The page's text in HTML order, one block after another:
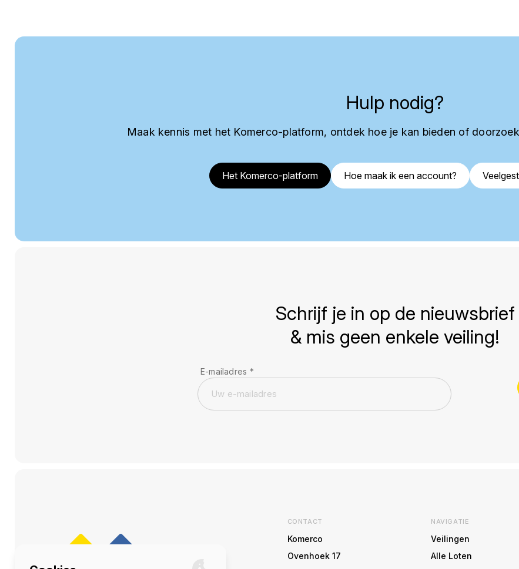
Hulp nodig?
Maak kennis met het Komerco-platform, ontdek hoe je kan bieden of
Het Komerco-platform Hoe maak ik een account?
Schrijf je in op de nieuwsbrief
& mis geen enkele veiling!
E-mailadres *
CONTACT
Komerco
Ovenhoek 17
NAVIGATIE
Veilingen
Alle Loten